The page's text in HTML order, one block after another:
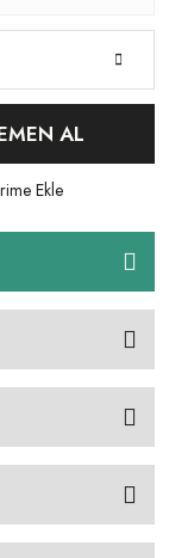
AL